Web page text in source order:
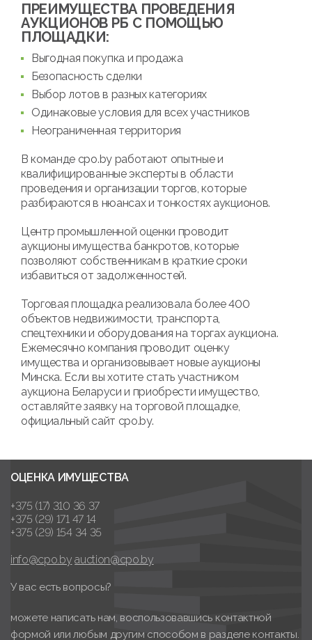
ПРЕИМУЩЕСТВА ПРОВЕДЕНИЯ
АУКЦИОНОВ РБ С ПОМОЩЬЮ
ПЛОЩАДКИ:
Выгодная покупка и продажа
Безопасность сделки
Выбор лотов в разных категориях
Одинаковые условия для всех участников
Неограниченная территория
В команде cpo.by работают опытные и
квалифицированные эксперты в области
проведения и организации торгов, которые
разбираются в нюансах и тонкостях аукционов.
Центр промышленной оценки проводит
аукционы имущества банкротов, которые
позволяют собственникам в краткие сроки
избавиться от задолженностей.
Торговая площадка реализовала более 400
объектов недвижимости, транспорта,
спецтехники и оборудования на торгах аукциона.
Ежемесячно компания проводит оценку
имущества и организовывает новые аукционы
Минска. Если вы хотите стать участником
аукциона Беларуси и приобрести имущество,
оставляйте заявку на торговой площадке,
официальный сайт cpo.by.
ОЦЕНКА ИМУЩЕСТВА
+375 (17) 310 36 37
+375 (29) 171 47 14
+375 (29) 154 34 35
info@cpo.by auction@cpo.by
У вас есть вопросы?
можете написать нам, воспользовавшись контактной
формой или любым другим способом в разделе контакты.